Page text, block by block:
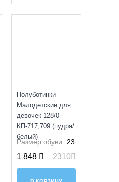
Полуботинки
Малодетские для
девочек 128/0-
КП-717,709 (пудра/
белый)
Размер обуви: 23
1 848 2310